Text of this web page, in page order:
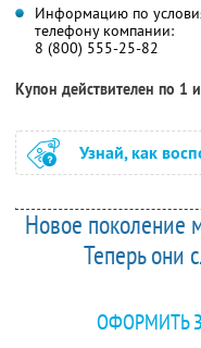
Информацию по
телефону компании:
8 (800) 555-25-82
Купон действителен по 1
Узнай, как
Новое поколение
Теперь они
ОФОРМИТЬ